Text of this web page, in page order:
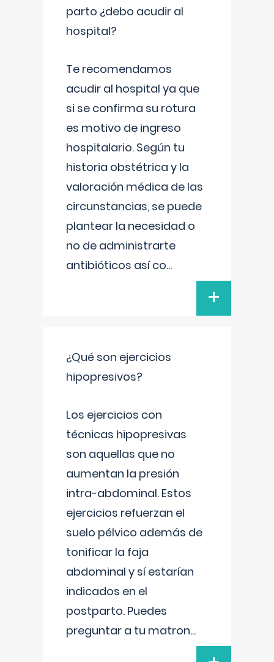
parto ¿debo acudir al
hospital?
Te recomendamos
acudir al hospital ya que
si se confirma su rotura
es motivo de ingreso
hospitalario. Según tu
historia obstétrica y la
valoración médica de las
circunstancias, se puede
plantear la necesidad o
no de administrarte
antibióticos así co...
+
¿Qué son ejercicios
hipopresivos?
Los ejercicios con
técnicas hipopresivas
son aquellas que no
aumentan la presión
intra-abdominal. Estos
ejercicios refuerzan el
suelo pélvico además de
tonificar la faja
abdominal y sí estarían
indicados en el
postparto. Puedes
preguntar a tu matron...